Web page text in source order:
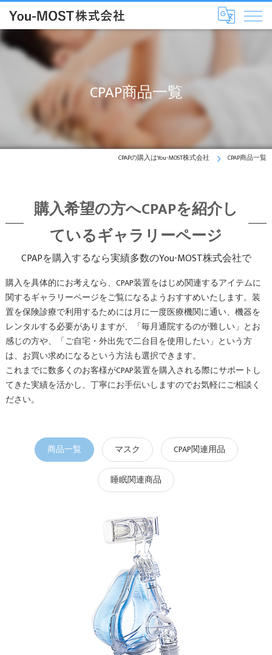
CPAP商品一覧
CPAPの購入はYou-MOST株式会社 CPAP商品一覧
購入希望の方へCPAPを紹介し
ているギャラリーページ
CPAPを購入するなら実績多数のYou-MOST株式会社で
購入を具体的にお考えなら、CPAP装置をはじめ関連するアイテムに
関するギャラリーページをご覧になるようおすすめいたします。装
置を保険診療で利用するためには月に一度医療機関に通い、機器を
レンタルする必要がありますが、「毎月通院するのが難しい」とお
感じの方や、「ご自宅・外出先で二台目を使用したい」という方
は、お買い求めになるという方法も選択できます。
これまでに数多くのお客様がCPAP装置を購入される際にサポートし
てきた実績を活かし、丁寧にお手伝いしますのでお気軽にご相談く
ださい。
商品一覧 マスク CPAP関連用品
睡眠関連商品